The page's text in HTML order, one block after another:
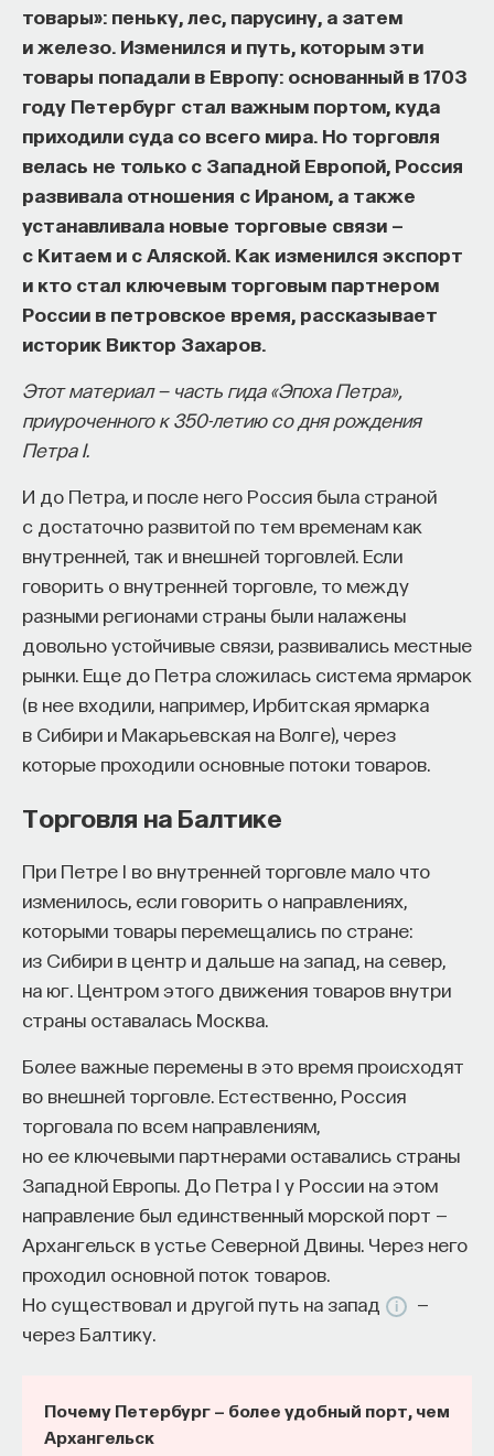
товары»: пеньку, лес, парусину, а затем
и железо. Изменился и путь, которым эти
товары попадали в Европу: основанный в 1703
году Петербург стал важным портом, куда
приходили суда со всего мира. Но торговля
велась не только с Западной Европой, Россия
развивала отношения с Ираном, а также
устанавливала новые торговые связи —
с Китаем и с Аляской. Как изменился экспорт
и кто стал ключевым торговым партнером
России в петровское время, рассказывает
историк Виктор Захаров.
Этот материал — часть гида «Эпоха Петра»,
приуроченного к 350-летию со дня рождения
Петра I.
И до Петра, и после него Россия была страной
с достаточно развитой по тем временам как
внутренней, так и внешней торговлей. Если
говорить о внутренней торговле, то между
разными регионами страны были налажены
довольно устойчивые связи, развивались местные
рынки. Еще до Петра сложилась система ярмарок
(в нее входили, например, Ирбитская ярмарка
в Сибири и Макарьевская на Волге), через
которые проходили основные потоки товаров.
Торговля на Балтике
При Петре I во внутренней торговле мало что
изменилось, если говорить о направлениях,
которыми товары перемещались по стране:
из Сибири в центр и дальше на запад, на север,
на юг. Центром этого движения товаров внутри
страны оставалась Москва.
Более важные перемены в это время происходят
во внешней торговле. Естественно, Россия
торговала по всем направлениям,
но ее ключевыми партнерами оставались страны
Западной Европы. До Петра I у России на этом
направление был единственный морской порт —
Архангельск в устье Северной Двины. Через него
проходил основной поток товаров.
Но существовал и другой путь на запад
—
через Балтику.
Почему Петербург — более удобный порт, чем
Архангельск